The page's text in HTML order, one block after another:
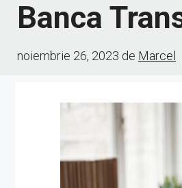
Banca
noiembrie 26, 2023 de Marcel